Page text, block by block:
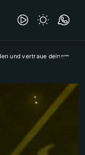
und vertraue deinem